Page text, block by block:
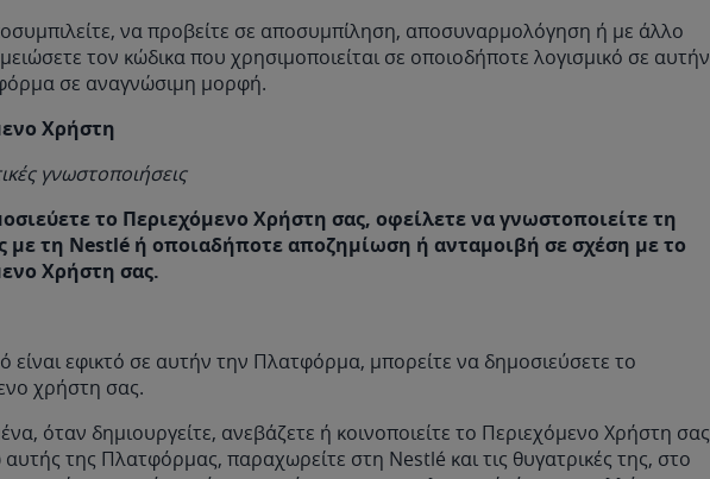
να προβείτε σε αποσυμπίληση, αποσυναρμολόγηση ή με άλλο
τον κώδικα που χρησιμοποιείται σε οποιοδήποτε λογισμικό σε αυτήν
σε αναγνώσιμη μορφή.
Χρήστη
γνωστοποιήσεις
το Περιεχόμενο Χρήστη σας, οφείλετε να γνωστοποιείτε τη
με τη Nestlé ή οποιαδήποτε αποζημίωση ή ανταμοιβή σε σχέση με το
Χρήστη σας.
είναι εφικτό σε αυτήν την Πλατφόρμα, μπορείτε να δημοσιεύσετε το
χρήστη σας.
όταν δημιουργείτε, ανεβάζετε ή κοινοποιείτε το Περιεχόμενο Χρήστη σας
της Πλατφόρμας, παραχωρείτε στη Nestlé και τις θυγατρικές της, στο